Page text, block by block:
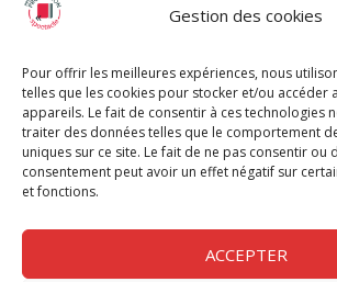
Gestion des cookies
Pour offrir les meilleures expériences, nous
telles que les cookies pour stocker et/ou accéder
appareils. Le fait de consentir à ces technologies
traiter des données telles que le comportement
uniques sur ce site. Le fait de ne pas consentir ou
consentement peut avoir un effet négatif sur
et fonctions.
ACCEPTER
Chèque Intermittents
Chèque Compta
Chèque Emploi Spectacle
G-Pods
Profession Audio-visuel